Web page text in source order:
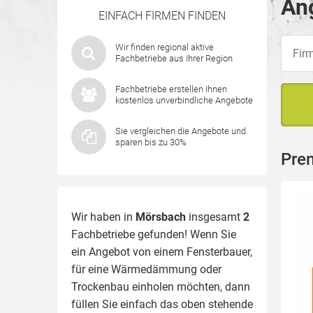
EINFACH FIRMEN FINDEN
Wir finden regional aktive
Fachbetriebe aus Ihrer Region
Fachbetriebe erstellen Ihnen
kostenlos unverbindliche Angebote
Sie vergleichen die Angebote und
sparen bis zu 30%
Wir haben in Mörsbach insgesamt 2
Fachbetriebe gefunden! Wenn Sie
ein Angebot von einem Fensterbauer,
für eine Wärmedämmung oder
Trockenbau einholen möchten, dann
füllen Sie einfach das oben stehende